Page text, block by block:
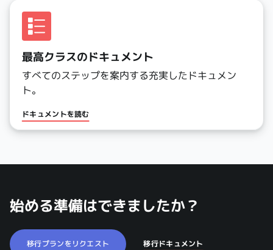
最高クラスのドキュメント
すべてのステップを案内する充実したドキュメン
ト。
ドキュメントを読む
始める準備はできましたか？
移行プランをリクエスト 移行ドキュメント